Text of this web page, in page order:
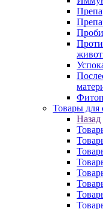
Товары для
Назад